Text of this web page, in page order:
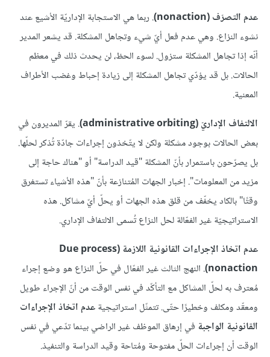
عدم التصرّف (nonaction)
. ربما هي الاستجابة الإداريّة الأشيع عند
نشوء النزاع. وهي عدم فعل أيّ شيء وتجاهل المشكلة. قد يشعر المدير
أنّه إذا تجاهل المشكلة ستزول. لسوء الحظ، لن يحدث ذلك في معظم
الحالات. بل قد يؤدّي تجاهل المشكلة إلى زيادة إحباط وغضب الأطراف
المعنية.
الالتفاف الإداريّ (administrative orbiting)
. يقرّ المديرون في
بعض الحالات بوجود مشكلة ولكن لا يتّخذون إجراءات جادّة تُذكر لحلّها.
بل يصرّحون باستمرار بأنّ المشكلة "قيد الدراسة" أو "هناك حاجة إلى
مزيد من المعلومات". إخبار الجهات المُتنازعة بأنّ "هذه الأشياء تستغرق
وقتًا" بالكاد يخفّف من قلق هذه الجهات أو يحلّ أيّ مشاكل. هذه
الاستراتيجيّة غير الفعّالة لحل النزاع تُسمى الالتفاف الإداري.
عدم اتخاذ الإجراءات القانونية اللازمة (Due process
nonaction) . النهج الثالث غير الفعّال في حلّ النزاع هو وضع إجراء
مُعترف به لحلّ المشاكل مع التأكّد في نفس الوقت من أنّ الإجراء طويل
ومعقّد ومكلف وخطيرًا حتّى. تتمثّل استراتيجيةعدم اتخاذ الإجراءات
القانونية الواجبة في إرهاق الموظف غير الراضي بينما تدّعي في نفس
الوقت أن إجراءات الحلّ مفتوحة ومُتاحة وقيد الدراسة والتنفيذ.